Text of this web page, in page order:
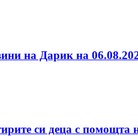
на Дарик на
си деца с помощта